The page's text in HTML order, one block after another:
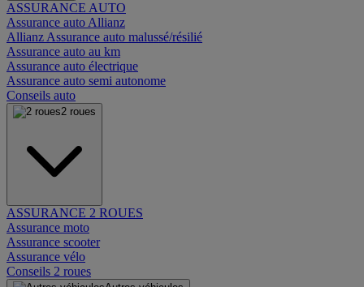
ASSURANCE AUTO
Assurance auto Allianz
Allianz Assurance auto malussé/résilié
Assurance auto au km
Assurance auto électrique
Assurance auto semi autonome
Conseils auto
2 roues
ASSURANCE 2 ROUES
Assurance moto
Assurance scooter
Assurance vélo
Conseils 2 roues